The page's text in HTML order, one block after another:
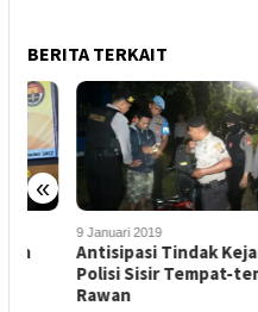
BERITA TERKAIT
«
9 Januari 2019
Antisipasi Tindak Kejahatan
Polisi Sisir Tempat-tempat
Rawan